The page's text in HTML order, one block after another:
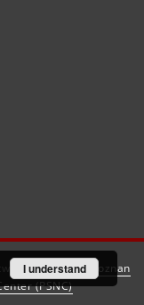
created by
Poznan
(PSNC)
I understand